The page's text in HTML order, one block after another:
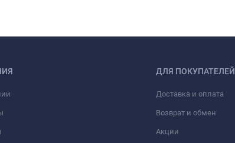
ДЛЯ ПОКУПАТЕЛЕЙ
Доставка и оплата
Возврат и обмен
Акции